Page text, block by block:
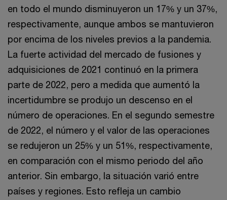
en todo el mundo disminuyeron un 17% y un 37%,
respectivamente, aunque ambos se mantuvieron
por encima de los niveles previos a la pandemia.
La fuerte actividad del mercado de fusiones y
adquisiciones de 2021 continuó en la primera
parte de 2022, pero a medida que aumentó la
incertidumbre se produjo un descenso en el
número de operaciones. En el segundo semestre
de 2022, el número y el valor de las operaciones
se redujeron un 25% y un 51%, respectivamente,
en comparación con el mismo periodo del año
anterior. Sin embargo, la situación varió entre
países y regiones. Esto refleja un cambio